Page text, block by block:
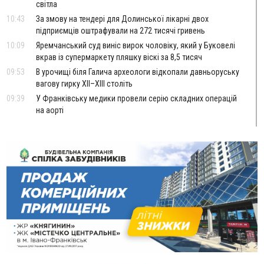
світла
10:43
За змову на тендері для Долинської лікарні двох
підприємців оштрафували на 272 тисячі гривень
10:09
Яремчанський суд виніс вирок чоловіку, який у Буковелі
вкрав із супермаркету пляшку віскі за 8,5 тисяч
09:53
В урочищі біля Галича археологи відкопали давньоруську
вагову гирку XII–XIII століть
09:39
У Франківську медики провели серію складних операцій
на аорті
22:22
У Богородчанах на "зебрі" водій Audi наїхав на
хлопчика з велосипедом
21:01
Загальна площа всіх книгарень України - трохи більше ніж 6
футбольних полів
20:47
На "зебрі" у Франківську два мотоциклісти збили жінку
18:55
Прикарпаття серед лідерів за будівництвом новобудов і
рекордсмен за зростанням цін на житло
16:48
ВІДЕО Де безпечно купатися на Прикарпатті?